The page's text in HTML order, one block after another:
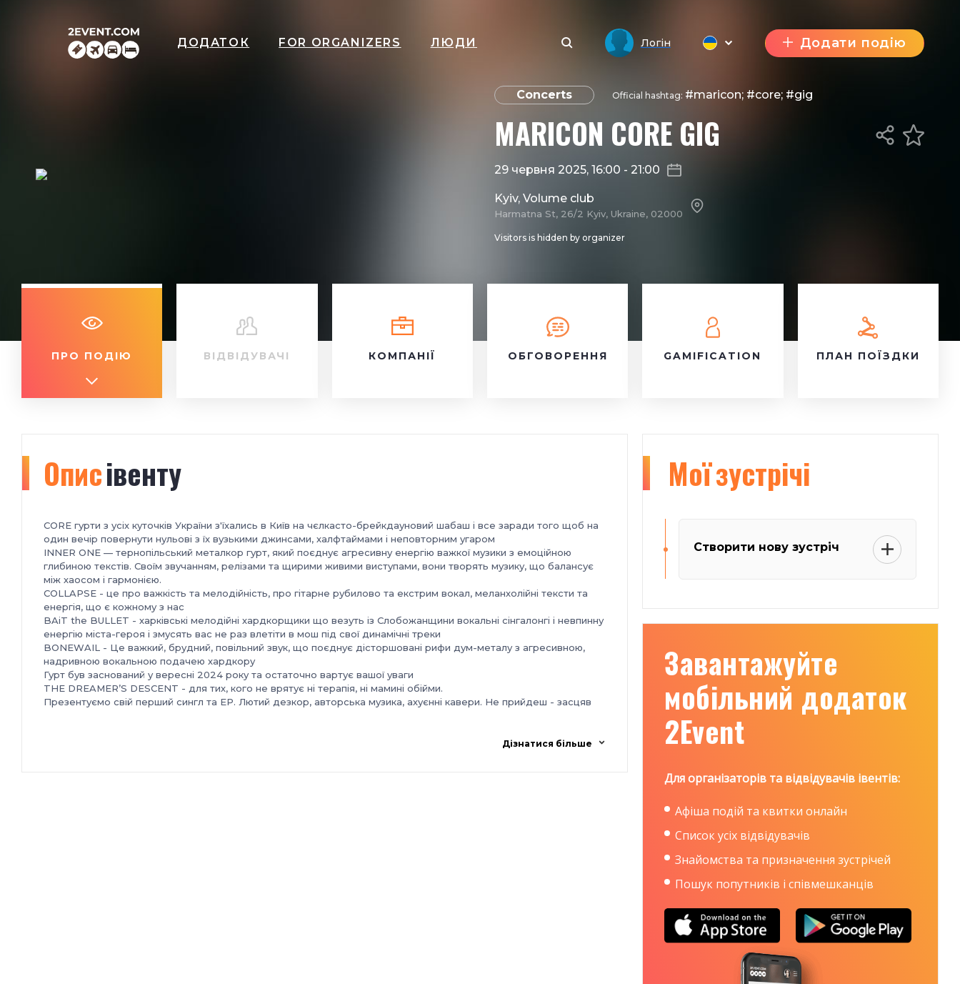
ДОДАТОК FOR ORGANIZERS ЛЮДИ Логін Додати подію
Concerts Official hashtag: #maricon; #core; #gig
MARICON CORE GIG
29 червня 2025, 16:00 - 21:00
Kyiv, Volume club
Harmatna St, 26/2 Kyiv, Ukraine, 02000
Visitors is hidden by organizer
ПРО ПОДІЮ ВІДВІДУВАЧІ КОМПАНІЇ ОБГОВОРЕННЯ GAMIFICATION ПЛАН ПОЇЗДКИ
Описівенту
CORE гурти з усіх куточків України з'їхались в Київ на чєлкасто-брейкдауновий шабаш і все заради того щоб на
один вечір повернути нульові з їх вузькими джинсами, халфтаймами і неповторним угаром
INNER ONE — тернопільський металкор гурт, який поєднує агресивну енергію важкої музики з емоційною
глибиною текстів. Своїм звучанням, релізами та щирими живими виступами, вони творять музику, що балансує
між хаосом і гармонією.
COLLAPSE - це про важкість та мелодійність, про гітарне рубилово та екстрим вокал, меланхолійні тексти та
енергія, що є кожному з нас
BAiT the BULLET - харківські мелодійні хардкорщики що везуть із Слобожанщини вокальні сінгалонгі і невпинну
енергію міста-героя і змусять вас не раз влетіти в мош під свої динамічні треки
BONEWAIL - Це важкий, брудний, повільний звук, що поєднує дісторшовані рифи дум-металу з агресивною,
надривною вокальною подачею хардкору
Гурт був заснований у вересні 2024 року та остаточно вартує вашої уваги
THE DREAMER’S DESCENT - для тих, кого не врятує ні терапія, ні мамині обійми.
Презентуємо свій перший сингл та EP. Лютий дезкор, авторська музика, ахуєнні кавери. Не прийдеш - засцяв
Дізнатися більше
Моїзустрічі
Створити нову зустріч
Завантажуйте
мобільний додаток
2Event
Для організаторів та відвідувачів івентів:
Афіша подій та квитки онлайн
Список усіх відвідувачів
Знайомства та призначення зустрічей
Пошук попутників і співмешканців